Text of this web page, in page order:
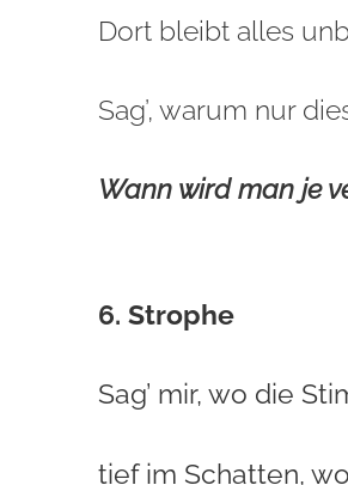
Dort bleibt alles
Sag’, warum nur
Wann wird man je
6. Strophe
Sag’ mir, wo die
tief im Schatten,